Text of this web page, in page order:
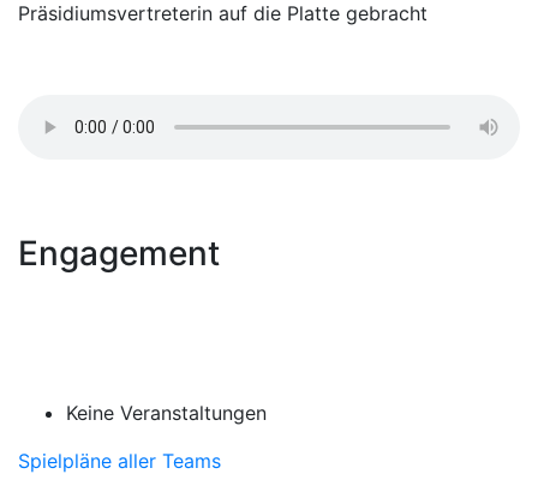
Präsidiumsvertreterin auf die Platte gebracht
Engagement
Keine Veranstaltungen
Spielpläne aller Teams